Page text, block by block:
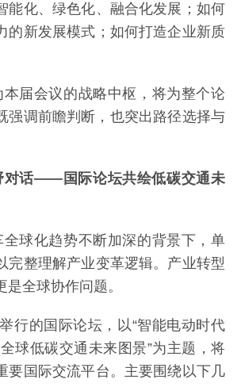
能化、绿色化、融合化发展；如何
的新发展模式；如何打造企业新质
本届会议的战略中枢，将为整个论
调前瞻判断，也突出路径选择与
对话——国际论坛共绘低碳交通未
球化趋势不断加深的背景下，单
完整理解产业变革逻辑。产业转型
全球协作问题。
行的国际论坛，以“智能电动时代
球低碳交通未来图景”为主题，将
要国际交流平台。主要围绕以下几